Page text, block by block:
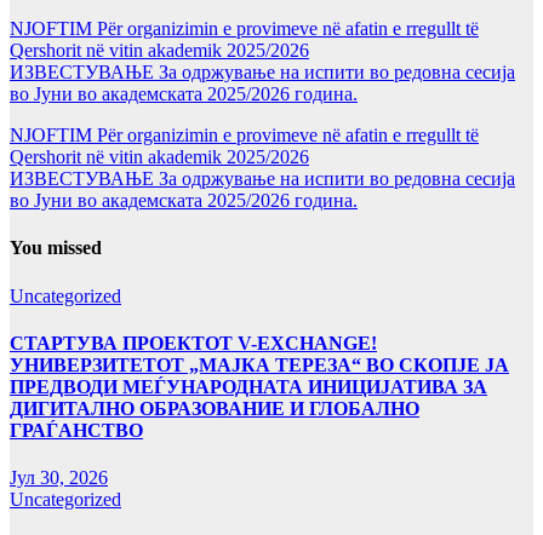
NJOFTIM Për organizimin e provimeve në afatin e rregullt të
Qershorit në vitin akademik 2025/2026
ИЗВЕСТУВАЊЕ За одржување на испити во редовна сесија
во Јуни во академската 2025/2026 година.
NJOFTIM Për organizimin e provimeve në afatin e rregullt të
Qershorit në vitin akademik 2025/2026
ИЗВЕСТУВАЊЕ За одржување на испити во редовна сесија
во Јуни во академската 2025/2026 година.
You missed
Uncategorized
СТАРТУВА ПРОЕКТОТ V-EXCHANGE!
УНИВЕРЗИТЕТОТ „МАЈКА ТЕРЕЗА“ ВО СКОПЈЕ ЈА
ПРЕДВОДИ МЕЃУНАРОДНАТА ИНИЦИЈАТИВА ЗА
ДИГИТАЛНО ОБРАЗОВАНИЕ И ГЛОБАЛНО
ГРАЃАНСТВО
Јул 30, 2026
Uncategorized